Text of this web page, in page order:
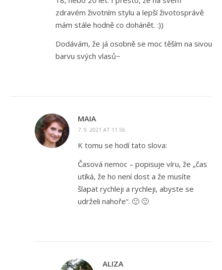
zdravém životním stylu a lepší životosprávě
mám stále hodně co dohánět. :))
Dodávám, že já osobně se moc těším na sivou
barvu svých vlasů~
MAIA
7. 9. 2021 AT 11:56
K tomu se hodí tato slova:
Časová nemoc – popisuje víru, že „čas
utíká, že ho není dost a že musíte
šlapat rychleji a rychleji, abyste se
udrželi nahoře“. 🙂 🙂
ALIZA